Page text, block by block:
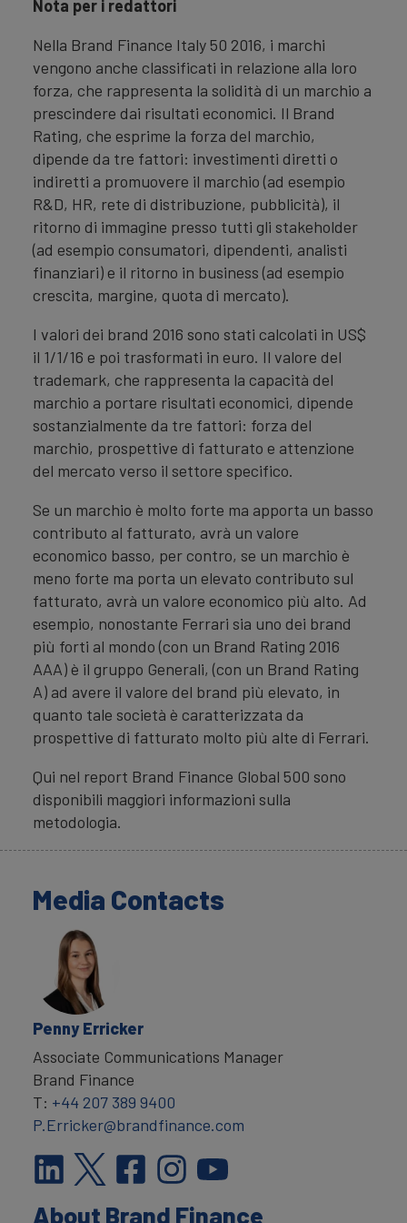
Nota per i redattori
Nella Brand Finance Italy 50 2016, i marchi
vengono anche classificati in relazione alla loro
forza, che rappresenta la solidità di un marchio a
prescindere dai risultati economici. Il Brand
Rating, che esprime la forza del marchio,
dipende da tre fattori: investimenti diretti o
indiretti a promuovere il marchio (ad esempio
R&D, HR, rete di distribuzione, pubblicità), il
ritorno di immagine presso tutti gli stakeholder
(ad esempio consumatori, dipendenti, analisti
finanziari) e il ritorno in business (ad esempio
crescita, margine, quota di mercato).
I valori dei brand 2016 sono stati calcolati in US$
il 1/1/16 e poi trasformati in euro. Il valore del
trademark, che rappresenta la capacità del
marchio a portare risultati economici, dipende
sostanzialmente da tre fattori: forza del
marchio, prospettive di fatturato e attenzione
del mercato verso il settore specifico.
Se un marchio è molto forte ma apporta un basso
contributo al fatturato, avrà un valore
economico basso, per contro, se un marchio è
meno forte ma porta un elevato contributo sul
fatturato, avrà un valore economico più alto. Ad
esempio, nonostante Ferrari sia uno dei brand
più forti al mondo (con un Brand Rating 2016
AAA) è il gruppo Generali, (con un Brand Rating
A) ad avere il valore del brand più elevato, in
quanto tale società è caratterizzata da
prospettive di fatturato molto più alte di Ferrari.
Qui nel report Brand Finance Global 500 sono
disponibili maggiori informazioni sulla
metodologia.
Media Contacts
Penny Erricker
Associate Communications Manager
Brand Finance
T: +44 207 389 9400
P.Erricker@brandfinance.com
About Brand Finance